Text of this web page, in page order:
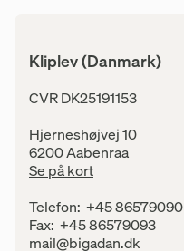
Kliplev (Danmark)
Adresse
CVR DK25191153
Hjerneshøjvej 10
6200 Aabenraa
Se på kort
Kontaktinfo
Telefon: +45 86579090
Fax: +45 86579093
E-mail:
mail@bigadan.dk